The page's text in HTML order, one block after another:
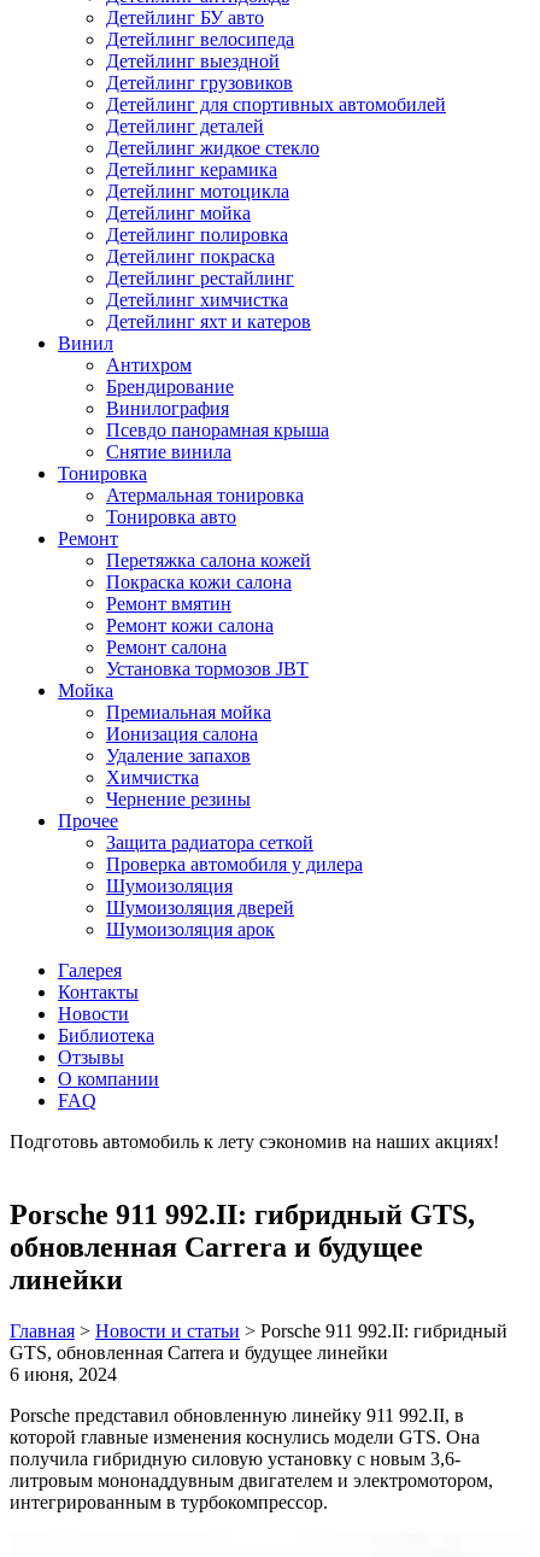
Детейлинг БУ авто
Детейлинг велосипеда
Детейлинг выездной
Детейлинг грузовиков
Детейлинг для спортивных автомобилей
Детейлинг деталей
Детейлинг жидкое стекло
Детейлинг керамика
Детейлинг мотоцикла
Детейлинг мойка
Детейлинг полировка
Детейлинг покраска
Детейлинг рестайлинг
Детейлинг химчистка
Детейлинг яхт и катеров
Винил
Антихром
Брендирование
Винилография
Псевдо панорамная крыша
Снятие винила
Тонировка
Атермальная тонировка
Тонировка авто
Ремонт
Перетяжка салона кожей
Покраска кожи салона
Ремонт вмятин
Ремонт кожи салона
Ремонт салона
Установка тормозов JBT
Мойка
Премиальная мойка
Ионизация салона
Удаление запахов
Химчистка
Чернение резины
Прочее
Защита радиатора сеткой
Проверка автомобиля у дилера
Шумоизоляция
Шумоизоляция дверей
Шумоизоляция арок
Галерея
Контакты
Новости
Библиотека
Отзывы
О компании
FAQ
Подготовь автомобиль к лету сэкономив на наших акциях!
Porsche 911 992.II: гибридный GTS,
обновленная Carrera и будущее
линейки
Главная > Новости и статьи > Porsche 911 992.II: гибридный
GTS, обновленная Carrera и будущее линейки
6 июня, 2024
Porsche представил обновленную линейку 911 992.II, в
которой главные изменения коснулись модели GTS. Она
получила гибридную силовую установку с новым 3,6-
литровым мононаддувным двигателем и электромотором,
интегрированным в турбокомпрессор.